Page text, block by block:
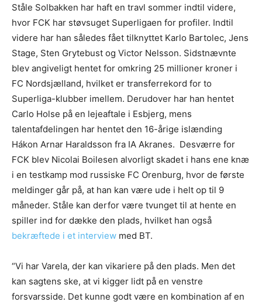
Ståle Solbakken har haft en travl sommer indtil videre,
hvor FCK har støvsuget Superligaen for profiler. Indtil
videre har han således fået tilknyttet Karlo Bartolec, Jens
Stage, Sten Grytebust og Victor Nelsson. Sidstnævnte
blev angiveligt hentet for omkring 25 millioner kroner i
FC Nordsjælland, hvilket er transferrekord for to
Superliga-klubber imellem. Derudover har han hentet
Carlo Holse på en lejeaftale i Esbjerg, mens
talentafdelingen har hentet den 16-årige islænding
Hákon Arnar Haraldsson fra IA Akranes. Desværre for
FCK blev Nicolai Boilesen alvorligt skadet i hans ene knæ
i en testkamp mod russiske FC Orenburg, hvor de første
meldinger går på, at han kan være ude i helt op til 9
måneder. Ståle kan derfor være tvunget til at hente en
spiller ind for dække den plads, hvilket han også
bekræftede i et interview med BT.
“Vi har Varela, der kan vikariere på den plads. Men det
kan sagtens ske, at vi kigger lidt på en venstre
forsvarsside. Det kunne godt være en kombination af en